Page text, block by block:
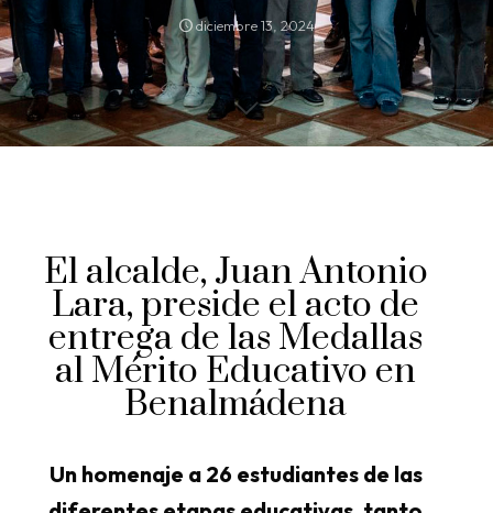
diciembre 13, 2024
El alcalde, Juan Antonio
Lara, preside el acto de
entrega de las Medallas
al Mérito Educativo en
Benalmádena
Un homenaje a 26 estudiantes de las